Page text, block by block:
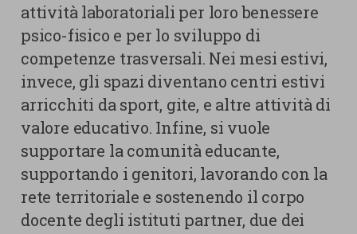
attività laboratoriali per loro benessere
psico-fisico e per lo sviluppo di
competenze trasversali. Nei mesi estivi,
invece, gli spazi diventano centri estivi
arricchiti da sport, gite, e altre attività di
valore educativo. Infine, si vuole
supportare la comunità educante,
supportando i genitori, lavorando con la
rete territoriale e sostenendo il corpo
docente degli istituti partner, due dei